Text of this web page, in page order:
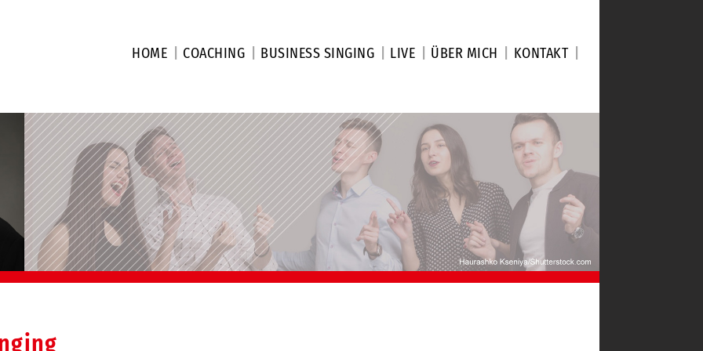
HOME COACHING BUSINESS SINGING LIVE ÜBER MICH KONTAKT